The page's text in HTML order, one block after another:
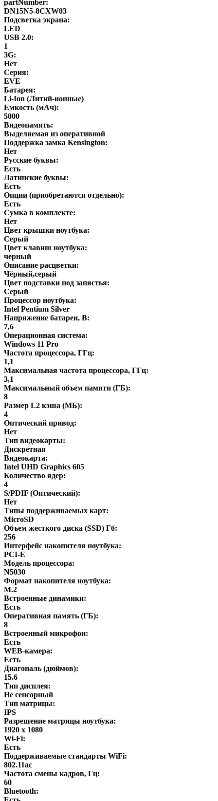
partNumber:
DN15N5-8CXW03
Подсветка экрана:
LED
USB 2.0:
1
3G:
Нет
Серия:
EVE
Батарея:
Li-Ion (Литий-ионные)
Емкость (мАч):
5000
Видеопамять:
Выделяемая из оперативной
Поддержка замка Kensington:
Нет
Русские буквы:
Есть
Латинские буквы:
Есть
Опции (приобретаются отдельно):
Есть
Сумка в комплекте:
Нет
Цвет крышки ноутбука:
Серый
Цвет клавиш ноутбука:
черный
Описание расцветки:
Чёрный,серый
Цвет подставки под запястья:
Серый
Процессор ноутбука:
Intel Pentium Silver
Напряжение батареи, В:
7,6
Операционная система:
Windows 11 Pro
Частота процессора, ГГц:
1,1
Максимальная частота процессора, ГГц:
3,1
Максимальный объем памяти (ГБ):
8
Размер L2 кэша (МБ):
4
Оптический привод:
Нет
Тип видеокарты:
Дискретная
Видеокарта:
Intel UHD Graphics 605
Количество ядер:
4
S/PDIF (Оптический):
Нет
Типы поддерживаемых карт:
MicroSD
Объем жесткого диска (SSD) Гб:
256
Интерфейс накопителя ноутбука:
PCI-E
Модель процессора:
N5030
Формат накопителя ноутбука:
M.2
Встроенные динамики:
Есть
Оперативная память (ГБ):
8
Встроенный микрофон:
Есть
WEB-камера:
Есть
Диагональ (дюймов):
15.6
Тип дисплея:
Не сенсорный
Тип матрицы:
IPS
Разрешение матрицы ноутбука:
1920 x 1080
Wi-Fi:
Есть
Поддерживаемые стандарты WiFi:
802.11ac
Частота смены кадров, Гц:
60
Bluetooth: